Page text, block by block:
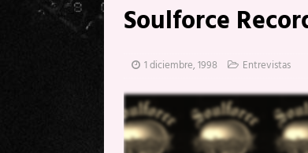
[ 1 junio, 2026 ]
[ 20 mayo, 2026 ]
[ 17 mayo, 2026 ]
[ 17 mayo, 2026 ]
[ 5 agosto, 2026 ]
Soulforce
1 diciembre, 1998 Entrevistas